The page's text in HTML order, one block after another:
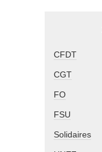
CFDT
CGT
FO
FSU
Solidaires